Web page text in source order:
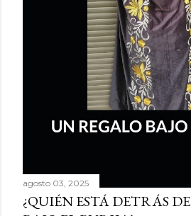
agosto 03, 2025
¿QUIÉN ESTÁ DETRÁS